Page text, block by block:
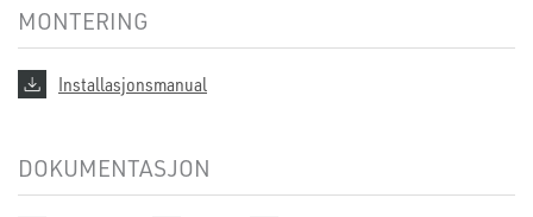
MONTERING
Installasjonsmanual
DOKUMENTASJON